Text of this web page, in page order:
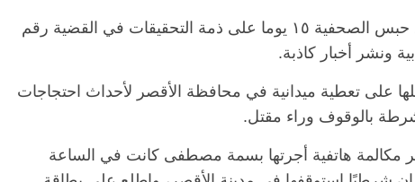
كانت نيابة أمن الدولة قررت أول أمس الأحد حبس الصحفية ١٥ يوما على ذمة التحقيقات في القضية رقم
على تعطية ميدانية في محافظة الأقصر لأحداث احتجاجات
بالوقوف وراء مقتل.
مكالمة هاتفية أجرتها بسمة مصطفى كانت في الساعة